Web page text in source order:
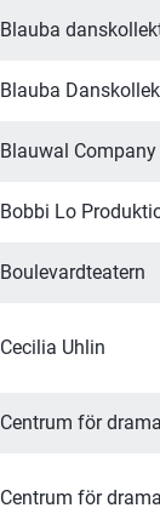
Blauba
Blauba
Blauwal Company
Bobbi Lo
Boulevardteatern
Cecilia Uhlin
Centrum för
Centrum för